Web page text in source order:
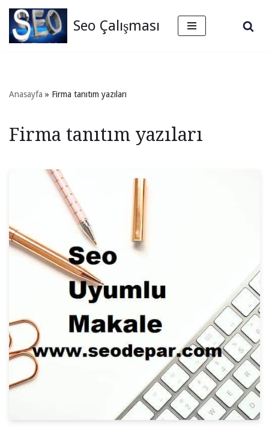
İçeriğe
geç
Seo Çalışması
Anasayfa » Firma tanıtım yazıları
Firma tanıtım yazıları